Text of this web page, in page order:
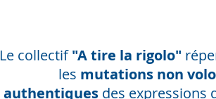
Le collectif"A tire la rigolo"
les mutations non
authentiques des expressions